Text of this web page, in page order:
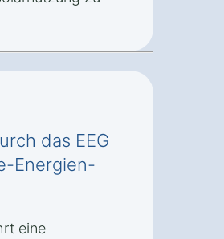
das EEG
Energien-
eine